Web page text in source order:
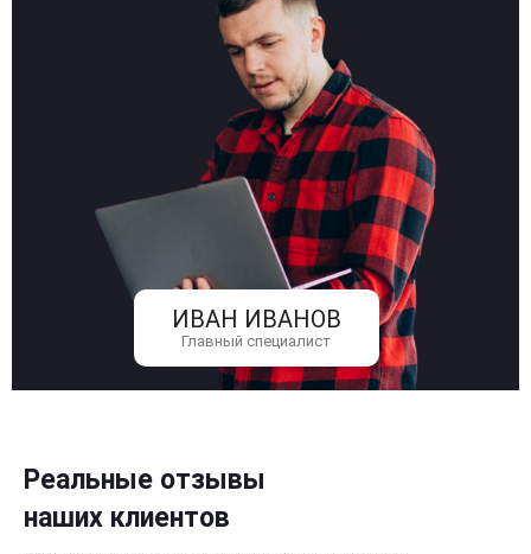
ИВАН ИВАНОВ
Главный специалист
Реальные отзывы
наших клиентов